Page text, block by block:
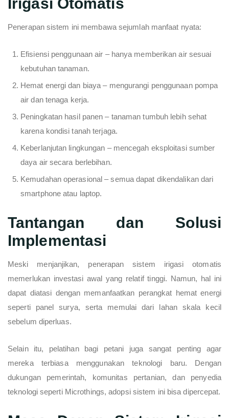
Irigasi Otomatis
Penerapan sistem ini membawa sejumlah manfaat nyata:
Efisiensi penggunaan air – hanya memberikan air sesuai
kebutuhan tanaman.
Hemat energi dan biaya – mengurangi penggunaan pompa
air dan tenaga kerja.
Peningkatan hasil panen – tanaman tumbuh lebih sehat
karena kondisi tanah terjaga.
Keberlanjutan lingkungan – mencegah eksploitasi sumber
daya air secara berlebihan.
Kemudahan operasional – semua dapat dikendalikan dari
smartphone atau laptop.
Tantangan dan Solusi
Implementasi
Meski menjanjikan, penerapan sistem irigasi otomatis
memerlukan investasi awal yang relatif tinggi. Namun, hal ini
dapat diatasi dengan memanfaatkan perangkat hemat energi
seperti panel surya, serta memulai dari lahan skala kecil
sebelum diperluas.
Selain itu, pelatihan bagi petani juga sangat penting agar
mereka terbiasa menggunakan teknologi baru. Dengan
dukungan pemerintah, komunitas pertanian, dan penyedia
teknologi seperti Microthings, adopsi sistem ini bisa dipercepat.